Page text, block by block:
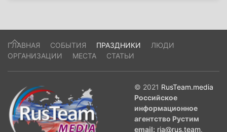
ГЛАВНАЯ СОБЫТИЯ ПРАЗДНИКИ
ЛЮДИ
ОРГАНИЗАЦИИ
МЕСТА СТАТЬИ
© 2021 RusTeam.media
Российское
информационное
агентство Рустим
email: ria@rus.team.